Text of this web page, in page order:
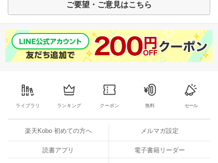
ご要望・ご意見はこちら
ライブラリ ランキング クーポン 無料 セール
楽天Kobo 初めての方へ メルマガ設定
読書アプリ 電子書籍リーダー